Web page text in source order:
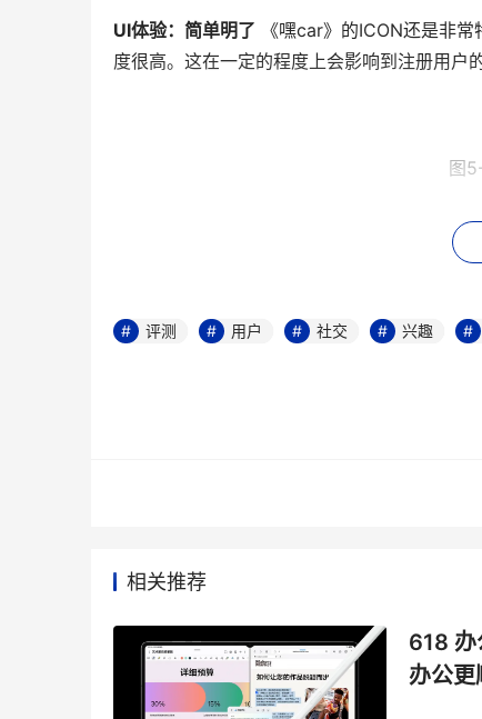
UI体验：简单明了 《嘿car》的ICON还是非
度很高。这在一定的程度上会影响到注册用户
图
应用开启的界面中，《嘿car》对自己的卖点
UI界面的风格采用主流自媒体的风格。界面
评测 用户 社交 兴趣
相关推荐
618 办
办公更